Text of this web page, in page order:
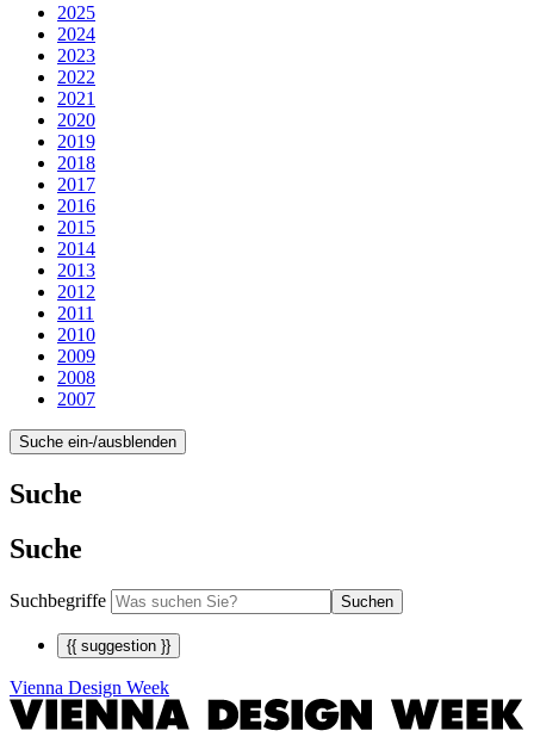
2025
2024
2023
2022
2021
2020
2019
2018
2017
2016
2015
2014
2013
2012
2011
2010
2009
2008
2007
Suche ein-/ausblenden
Suche
Suche
Suchbegriffe Suchen
{{ suggestion }}
Vienna Design Week